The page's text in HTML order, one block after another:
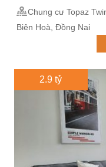
Chung cư Topaz
Biên Hoà, Đồng Nai
2.9 tỷ